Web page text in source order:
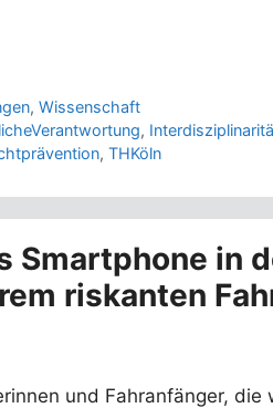
,Wissenschaft
,
, THKöln
Smartphone in
riskanten
und Fahranfänger, die